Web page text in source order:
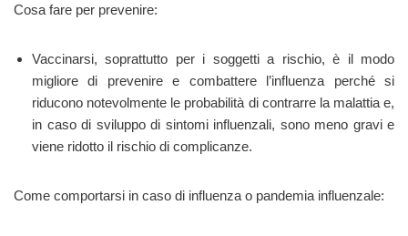
Cosa fare per prevenire:
Vaccinarsi, soprattutto per i soggetti a rischio, è il modo
migliore di prevenire e combattere l’influenza perché si
riducono notevolmente le probabilità di contrarre la malattia e,
in caso di sviluppo di sintomi influenzali, sono meno gravi e
viene ridotto il rischio di complicanze.
Come comportarsi in caso di influenza o pandemia influenzale: